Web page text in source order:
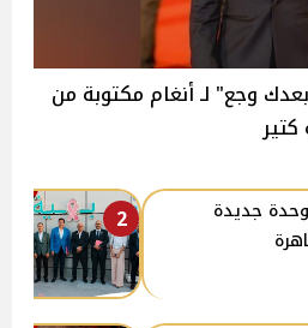
وجع" لـ أنغام مكتوبة من
كتير
2
جديدة